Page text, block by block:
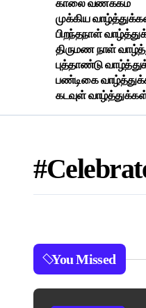
காலை வணக்கம்
முக்கிய
பிறந்தநாள்
திருமண நாள்
புத்தாண்டு
பண்டிகை
கடவுள்
You Missed